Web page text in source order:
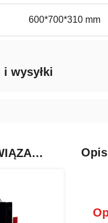
600*700*310 mm
i wysyłki
PRODUKTY POWIĄZANE